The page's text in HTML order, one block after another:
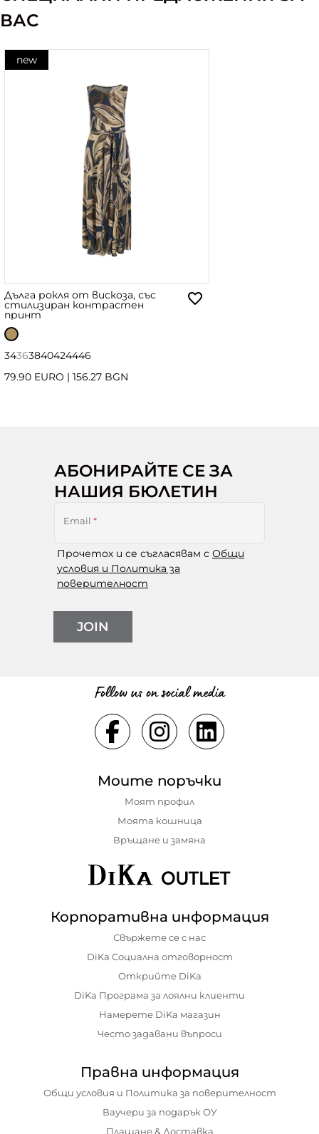
ВАС
new
Дълга рокля от вискоза, със
стилизиран контрастен
принт
34363840424446
79.90 EURO | 156.27 BGN
АБОНИРАЙТЕ СЕ ЗА
НАШИЯ БЮЛЕТИН
Email *
Прочетох и се съгласявам с Общи
условия и Политика за
поверителност
JOIN
Follow us on social media
Моите поръчки
Моят профил
Моята кошница
Връщане и замяна
Корпоративна информация
Свържете се с нас
DiKa Социална отговорност
Открийте DiKa
DiKa Програма за лоялни клиенти
Намерете DiKa магазин
Често задавани въпроси
Правна информация
Общи условия и Политика за поверителност
Ваучери за подарък ОУ
Плащане & Доставка